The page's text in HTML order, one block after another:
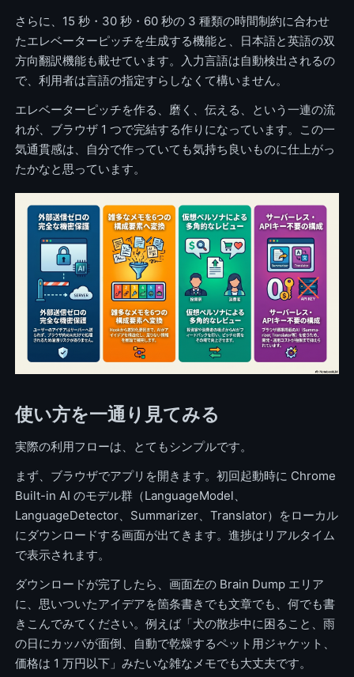
さらに、15 秒・30 秒・60 秒の 3 種類の時間制約に合わせ
たエレベーターピッチを生成する機能と、日本語と英語の双
方向翻訳機能も載せています。入力言語は自動検出されるの
で、利用者は言語の指定すらしなくて構いません。
エレベーターピッチを作る、磨く、伝える、という一連の流
れが、ブラウザ 1 つで完結する作りになっています。この一
気通貫感は、自分で作っていても気持ち良いものに仕上がっ
たかなと思っています。
使い方を一通り見てみる
実際の利用フローは、とてもシンプルです。
まず、ブラウザでアプリを開きます。初回起動時に Chrome
Built-in AI のモデル群（LanguageModel、
LanguageDetector、Summarizer、Translator）をローカル
にダウンロードする画面が出てきます。進捗はリアルタイム
で表示されます。
ダウンロードが完了したら、画面左の Brain Dump エリア
に、思いついたアイデアを箇条書きでも文章でも、何でも書
きこんでみてください。例えば「犬の散歩中に困ること、雨
の日にカッパが面倒、自動で乾燥するペット用ジャケット、
価格は 1 万円以下」みたいな雑なメモでも大丈夫です。